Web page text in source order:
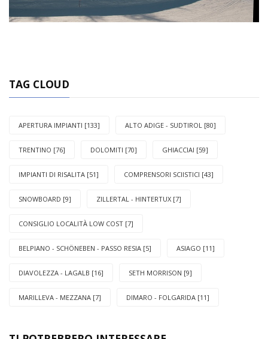
TAG CLOUD
APERTURA IMPIANTI [133] ALTO ADIGE - SUDTIROL [80]
TRENTINO [76] DOLOMITI [70] GHIACCIAI [59]
IMPIANTI DI RISALITA [51] COMPRENSORI SCIISTICI [43]
SNOWBOARD [9] ZILLERTAL - HINTERTUX [7]
CONSIGLIO LOCALITÀ LOW COST [7]
BELPIANO - SCHÖNEBEN - PASSO RESIA [5] ASIAGO [11]
DIAVOLEZZA - LAGALB [16] SETH MORRISON [9]
MARILLEVA - MEZZANA [7] DIMARO - FOLGARIDA [11]